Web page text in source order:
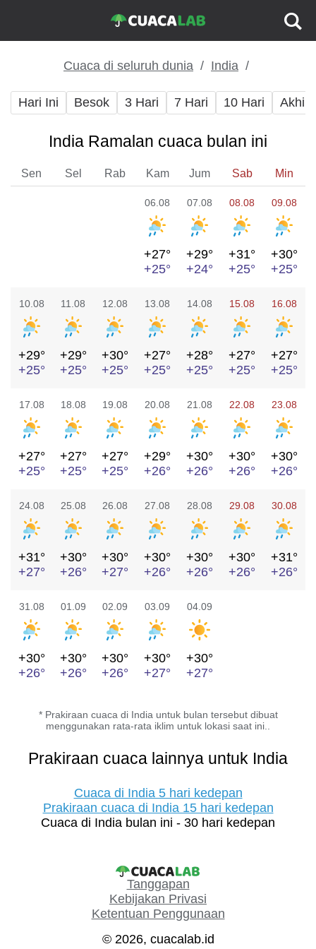
Cuaca di seluruh dunia India
Hari Ini Besok 3 Hari 7 Hari 10 Hari Akhir
India Ramalan cuaca bulan ini
Sen Sel Rab Kam Jum Sab Min
06.08
+27°
+25°
07.08
+29°
+24°
08.08
+31°
+25°
09.08
+30°
+25°
10.08
+29°
+25°
11.08
+29°
+25°
12.08
+30°
+25°
13.08
+27°
+25°
14.08
+28°
+25°
15.08
+27°
+25°
16.08
+27°
+25°
17.08
+27°
+25°
18.08
+27°
+25°
19.08
+27°
+25°
20.08
+29°
+26°
21.08
+30°
+26°
22.08
+30°
+26°
23.08
+30°
+26°
24.08
+31°
+27°
25.08
+30°
+26°
26.08
+30°
+27°
27.08
+30°
+26°
28.08
+30°
+26°
29.08
+30°
+26°
30.08
+31°
+26°
31.08
+30°
+26°
01.09
+30°
+26°
02.09
+30°
+26°
03.09
+30°
+27°
04.09
+30°
+27°
* Prakiraan cuaca di India untuk bulan tersebut dibuat
menggunakan rata-rata iklim untuk lokasi saat ini..
Prakiraan cuaca lainnya untuk India
Cuaca di India 5 hari kedepan
Prakiraan cuaca di India 15 hari kedepan
Cuaca di India bulan ini - 30 hari kedepan
Tanggapan
Kebijakan Privasi
Ketentuan Penggunaan
© 2026, cuacalab.id